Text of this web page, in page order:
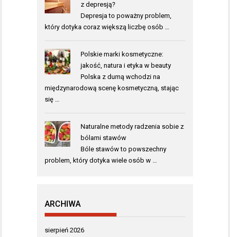
z depresją?
Depresja to poważny problem,
który dotyka coraz większą liczbę osób …
Polskie marki kosmetyczne:
jakość, natura i etyka w beauty
Polska z dumą wchodzi na
międzynarodową scenę kosmetyczną, stając
się …
Naturalne metody radzenia sobie z
bólami stawów
Bóle stawów to powszechny
problem, który dotyka wiele osób w …
ARCHIWA
sierpień 2026